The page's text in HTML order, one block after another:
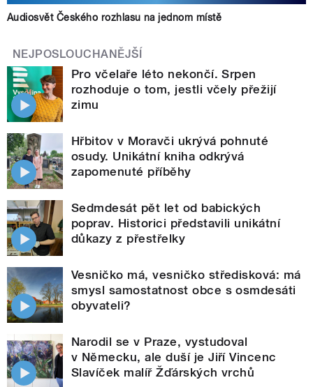
Audiosvět Českého rozhlasu na jednom místě
NEJPOSLOUCHANĚJŠÍ
Pro včelaře léto nekončí. Srpen
rozhoduje o tom, jestli včely přežijí
zimu
Hřbitov v Moravči ukrývá pohnuté
osudy. Unikátní kniha odkrývá
zapomenuté příběhy
Sedmdesát pět let od babických
poprav. Historici představili unikátní
důkazy z přestřelky
Vesničko má, vesničko středisková: má
smysl samostatnost obce s osmdesáti
obyvateli?
Narodil se v Praze, vystudoval
v Německu, ale duší je Jiří Vincenc
Slavíček malíř Žďárských vrchů